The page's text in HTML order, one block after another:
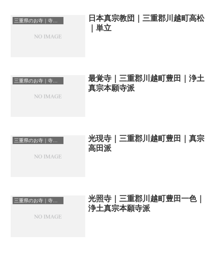
三重県のお寺｜寺院一覧
日本真宗教団｜三重郡川越町高松
｜単立
三重県のお寺｜寺院一覧
最覚寺｜三重郡川越町豊田｜浄土
真宗本願寺派
三重県のお寺｜寺院一覧
光現寺｜三重郡川越町豊田｜真宗
高田派
三重県のお寺｜寺院一覧
光照寺｜三重郡川越町豊田一色｜
浄土真宗本願寺派